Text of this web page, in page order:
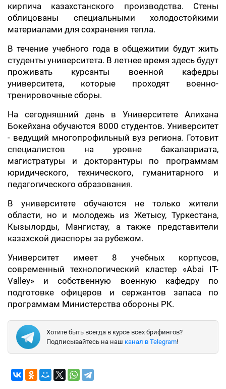
кирпича казахстанского производства. Стены
облицованы специальными холодостойкими
материалами для сохранения тепла.
️В течение учебного года в общежитии будут жить
студенты университета. В летнее время здесь будут
проживать курсанты военной кафедры
университета, которые проходят военно-
тренировочные сборы.
На сегодняшний день в Университете Алихана
Бокейхана обучаются 8000 студентов. Университет
- ведущий многопрофильный вуз региона. Готовит
специалистов на уровне бакалавриата,
магистратуры и докторантуры по программам
юридического, технического, гуманитарного и
педагогического образования.
В университете обучаются не только жители
области, но и молодежь из Жетысу, Туркестана,
Кызылорды, Мангистау, а также представители
казахской диаспоры за рубежом.
Университет имеет 8 учебных корпусов,
современный технологический кластер «Abai IT-
Valley» и собственную военную кафедру по
подготовке офицеров и сержантов запаса по
программам Министерства обороны РК.
Хотите быть всегда в курсе всех брифингов?
Подписывайтесь на наш канал в Telegram!